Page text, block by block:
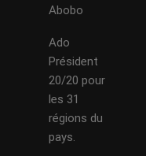
Abobo
Ado
Président
20/20 pour
les 31
régions du
pays.